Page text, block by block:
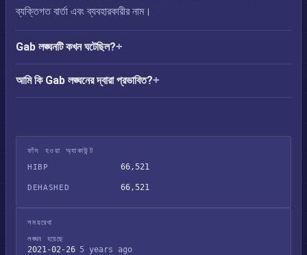
ব্যক্তিগত বার্তা এবং ব্যবহারকারীর নাম।
Gab লঙ্ঘনটি কখন ঘটেছিল?
আমি কি Gab লঙ্ঘনের দ্বারা প্রভাবিত?
ফাঁস হওয়া অ্যাকাউন্ট
HIBP
66,521
DEHASHED 66,521
সময়রেখা
লঙ্ঘন হয়েছে
2021-02-26 5 years ago